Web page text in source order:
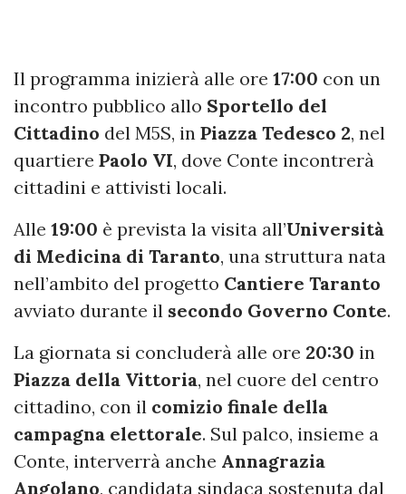
Il programma inizierà alle ore 17:00 con un
incontro pubblico allo Sportello del
Cittadino del M5S, in Piazza Tedesco 2, nel
quartiere Paolo VI, dove Conte incontrerà
cittadini e attivisti locali.
Alle 19:00 è prevista la visita all’Università
di Medicina di Taranto, una struttura nata
nell’ambito del progetto Cantiere Taranto
avviato durante il secondo Governo Conte.
La giornata si concluderà alle ore 20:30 in
Piazza della Vittoria, nel cuore del centro
cittadino, con il comizio finale della
campagna elettorale. Sul palco, insieme a
Conte, interverrà anche Annagrazia
Angolano, candidata sindaca sostenuta dal